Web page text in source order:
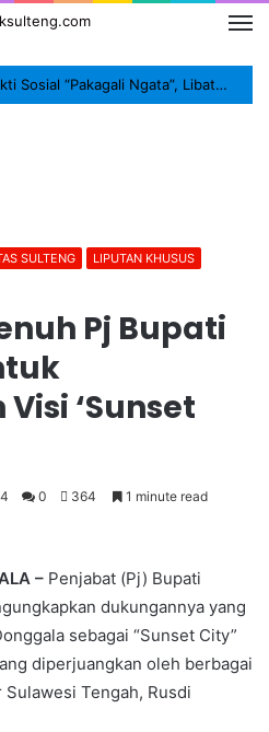
Desa Karawana Gelar Bakti Sosial “Pakagali Ngata”, Libatkan TNI, Polri dan Masyarakat
SULTENG
LIPUTAN KHUSUS
Pj Bupati
‘Sunset
0 364 1 minute read
– Penjabat (Pj) Bupati
dukungannya yang
sebagai “Sunset City”
diperjuangkan oleh berbagai
Tengah, Rusdi